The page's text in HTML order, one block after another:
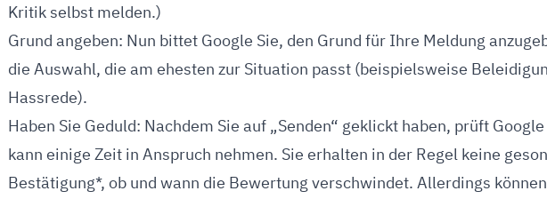
Kritik selbst melden.)
Grund angeben: Nun bittet Google Sie, den Grund für Ihre Meldung
die Auswahl, die am ehesten zur Situation passt (beispielsweise
Hassrede).
Haben Sie Geduld: Nachdem Sie auf „Senden“ geklickt haben, prüft
kann einige Zeit in Anspruch nehmen. Sie erhalten in der Regel keine
Bestätigung*, ob und wann die Bewertung verschwindet. Allerdings